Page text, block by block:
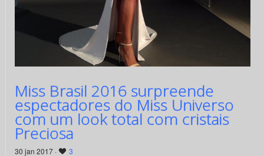
Miss Brasil 2016 surpreende
espectadores do Miss Universo
com um look total com cristais
Preciosa
30 jan 2017 · 3